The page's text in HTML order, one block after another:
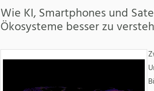
Wie KI, Smartphones und
Ökosysteme besser zu